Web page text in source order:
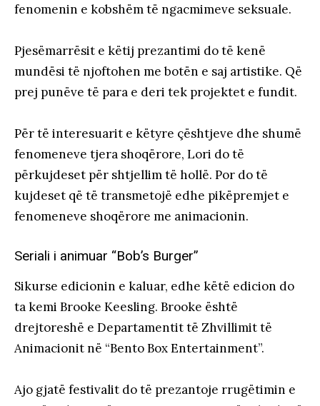
fenomenin e kobshëm të ngacmimeve seksuale.
Pjesëmarrësit e këtij prezantimi do të kenë
mundësi të njoftohen me botën e saj artistike. Që
prej punëve të para e deri tek projektet e fundit.
Për të interesuarit e këtyre çështjeve dhe shumë
fenomeneve tjera shoqërore, Lori do të
përkujdeset për shtjellim të hollë. Por do të
kujdeset që të transmetojë edhe pikëpremjet e
fenomeneve shoqërore me animacionin.
Seriali i animuar “Bob’s Burger”
Sikurse edicionin e kaluar, edhe këtë edicion do
ta kemi Brooke Keesling. Brooke është
drejtoreshë e Departamentit të Zhvillimit të
Animacionit në “Bento Box Entertainment”.
Ajo gjatë festivalit do të prezantoje rrugëtimin e